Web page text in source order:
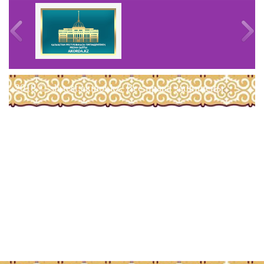
2018 © sh-test.akmol.kz. Все права защищены